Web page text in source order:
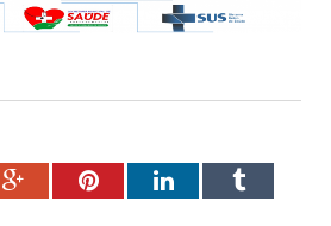
Google+PinterestLinkedInTumblr